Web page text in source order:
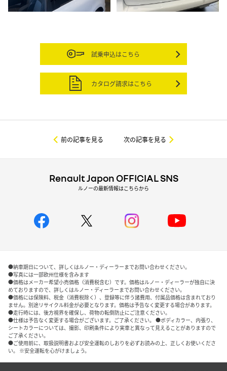
試乗申込はこちら
カタログ請求はこちら
前の記事を見る 次の記事を見る
Renault Japon OFFICIAL SNS
ルノーの最新情報はこちらから
●納車期日について、詳しくはルノー・ディーラーまでお問い合わせください。
●写真には一部欧州仕様を含みます
●価格はメーカー希望小売価格（消費税含む）です。価格はルノー・ディーラーが独自に決
めておりますので、詳しくはルノー・ディーラーまでお問い合わせください。
●価格には保険料、税金（消費税除く）、登録等に伴う諸費用、付属品価格は含まれており
ません。別途リサイクル料金が必要となります。価格は予告なく変更する場合があります。
●走行時には、後方視界を確保し、荷物の転倒防止にご注意ください。
●仕様は予告なく変更する場合がございます。ご了承ください。 ●ボディカラー、内張り、
シートカラーについては、撮影、印刷条件により実車と異なって見えることがありますので
ご了承ください。
●ご使用前に、取扱説明書および安全運転のしおりを必ずお読みの上、正しくお使いくださ
い。 ※安全運転を心がけましょう。